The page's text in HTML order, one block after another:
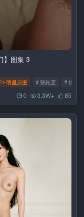
】图集 3
明星原图 # 张柏芝 # 艳照
0 3.3W+ 85